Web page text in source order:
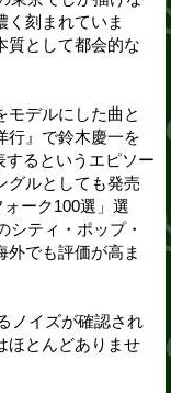
く刻まれていま
として都会的な
モデルにした曲と
行』で鈴木慶一を
るというエピソー
グルとしても発売
ォーク100選」選
シティ・ポップ・
外でも評価が高ま
ノイズが確認され
ほとんどありませ